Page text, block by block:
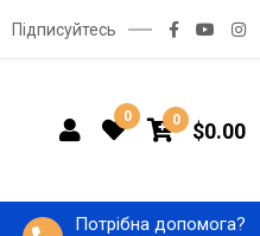
Підписуйтесь
0 0 $0.00
Потрібна допомога?